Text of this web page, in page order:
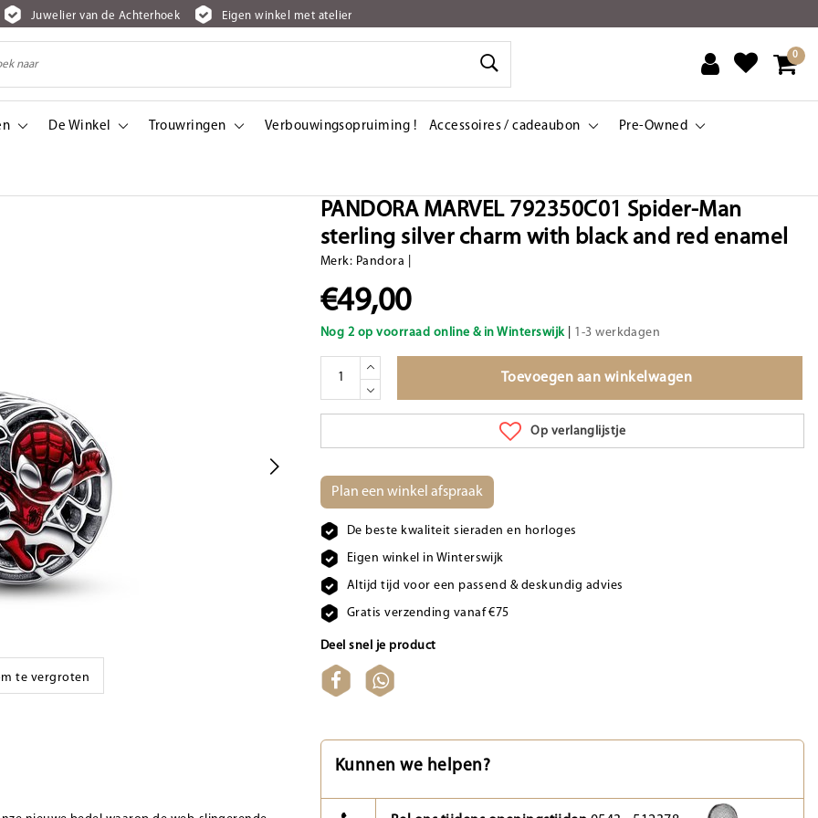
Juwelier van de Achterhoek Eigen winkel met atelier
0
De Winkel Trouwringen Verbouwingsopruiming ! Accessoires / cadeaubon Pre-Owned
te vergroten
PANDORA MARVEL 792350C01 Spider-Man
sterling silver charm with black and red enamel
Merk: Pandora
€49,00
Nog 2 op voorraad online & in Winterswijk| 1-3 werkdagen
Toevoegen aan winkelwagen
Op verlanglijstje
Plan een winkel afspraak
De beste kwaliteit sieraden en horloges
Eigen winkel in Winterswijk
Altijd tijd voor een passend & deskundig advies
Gratis verzending vanaf €75
Deel snel je product
Kunnen we helpen?